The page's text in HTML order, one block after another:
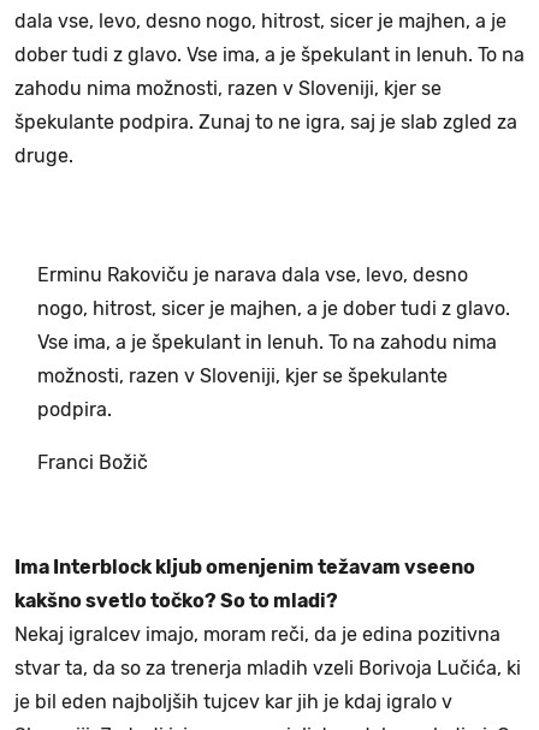
dala vse, levo, desno nogo, hitrost, sicer je majhen, a je
dober tudi z glavo. Vse ima, a je špekulant in lenuh. To na
zahodu nima možnosti, razen v Sloveniji, kjer se
špekulante podpira. Zunaj to ne igra, saj je slab zgled za
druge.
Erminu Rakoviču je narava dala vse, levo, desno
nogo, hitrost, sicer je majhen, a je dober tudi z glavo.
Vse ima, a je špekulant in lenuh. To na zahodu nima
možnosti, razen v Sloveniji, kjer se špekulante
podpira.
Franci Božič
Ima Interblock kljub omenjenim težavam vseeno
kakšno svetlo točko? So to mladi?
Nekaj igralcev imajo, moram reči, da je edina pozitivna
stvar ta, da so za trenerja mladih vzeli Borivoja Lučića, ki
je bil eden najboljših tujcev kar jih je kdaj igralo v